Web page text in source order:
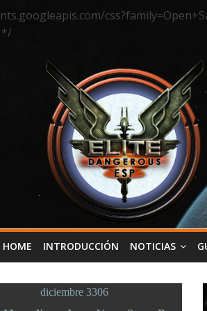
*/
HOME INTRODUCCIÓN NOTICIAS
diciembre 3306